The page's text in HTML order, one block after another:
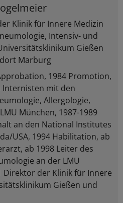
Klinik für Innere Medizin
Intensiv- und
Gießen
Marburg
1984 Promotion,
mit den
Allergologie,
München, 1987-1989
an den National Institutes
USA, 1994 Habilitation, ab
ab 1998 Leiter des
an der LMU
Direktor der Klinik für Innere
Gießen und